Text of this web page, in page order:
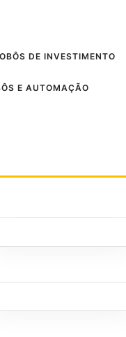
DE INVESTIMENTO
E AUTOMAÇÃO